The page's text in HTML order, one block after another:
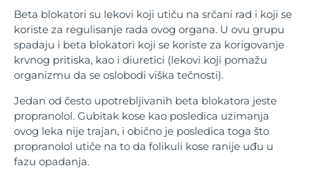
Beta blokatori su lekovi koji utiču na srčani rad i koji se
koriste za regulisanje rada ovog organa. U ovu grupu
spadaju i beta blokatori koji se koriste za korigovanje
krvnog pritiska, kao i diuretici (lekovi koji pomažu
organizmu da se oslobodi viška tečnosti).
Jedan od često upotrebljivanih beta blokatora jeste
propranolol. Gubitak kose kao posledica uzimanja
ovog leka nije trajan, i obično je posledica toga što
propranolol utiče na to da folikuli kose ranije uđu u
fazu opadanja.